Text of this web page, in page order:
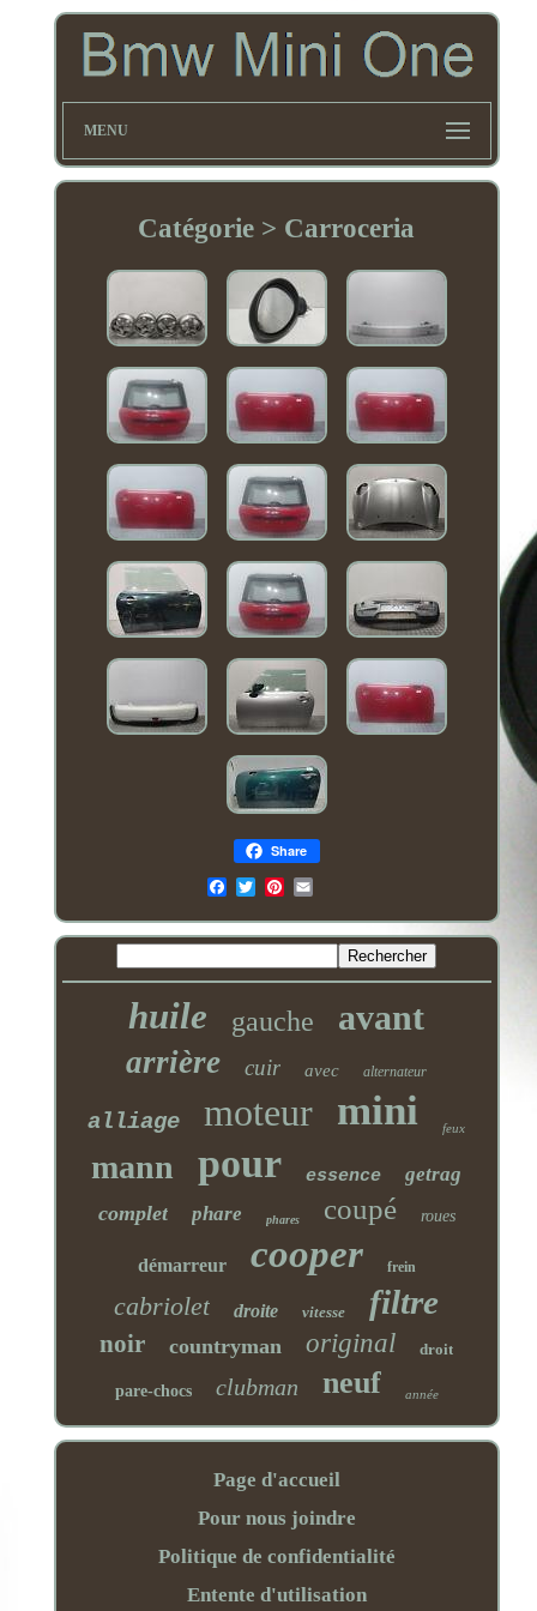
MENU
Catégorie > Carroceria
Share
Email
huile gauche avant
arrière cuir avec alternateur
alliage moteur mini feux
mann pour essence getrag
complet phare phares coupé roues
démarreur cooper frein
cabriolet droite vitesse filtre
noir countryman original droit
pare-chocs clubman neuf année
Page d'accueil
Pour nous joindre
Politique de confidentialité
Entente d'utilisation